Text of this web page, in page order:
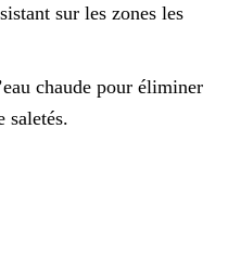
sur les zones les
chaude pour éliminer
saletés.